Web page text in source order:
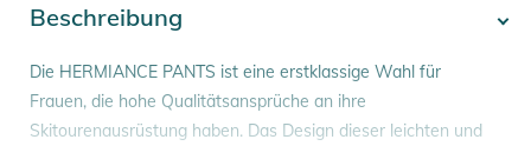
Beschreibung
Die HERMIANCE PANTS ist eine erstklassige Wahl für
Frauen, die hohe Qualitätsansprüche an ihre
Skitourenausrüstung haben. Das Design dieser leichten und